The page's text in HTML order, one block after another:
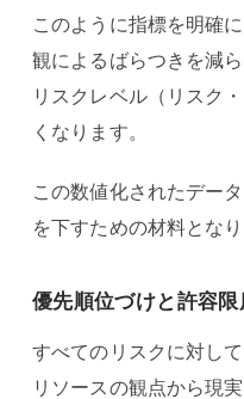
このように指標を明確
観によるばらつきを減
リスクレベル（リスク
くなります。
この数値化されたデー
を下すための材料となり
優先順位づけと許容限
すべてのリスクに対し
リソースの観点から現